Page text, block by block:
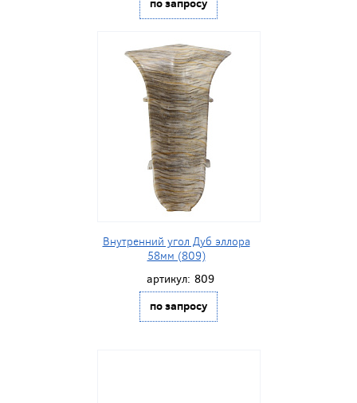
Внутренний угол Дуб эллора
58мм (809)
артикул: 809
по запросу